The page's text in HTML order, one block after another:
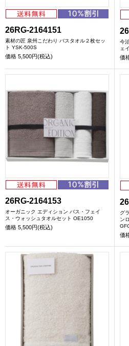
26RG-2164151
素材の匠 泉州こだわり バスタオル２枚セッ
ト YSK-500S
価格 5,500円(税込)
今
ェ
価
26RG-2164153
オーガニック エディション バス・フェイ
ス・ウォッシュタオルセット OE1050
価格 5,500円(税込)
グ
ン
価